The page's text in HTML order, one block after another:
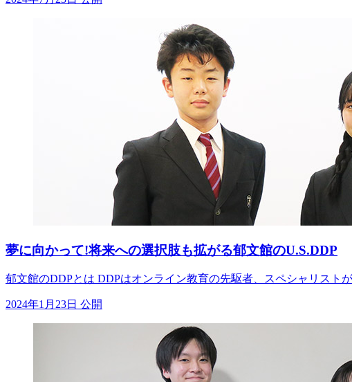
夢に向かって!将来への選択肢も拡がる郁文館のU.S.DDP
郁文館のDDPとは DDPはオンライン教育の先駆者、スペシャリス
2024年1月23日 公開